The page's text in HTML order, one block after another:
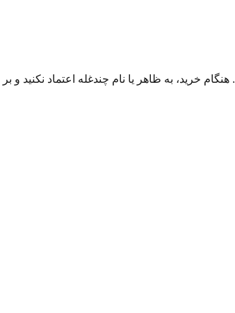
. هنگام خرید، به ظاهر یا نام چندغله اعتماد نکنید و بر